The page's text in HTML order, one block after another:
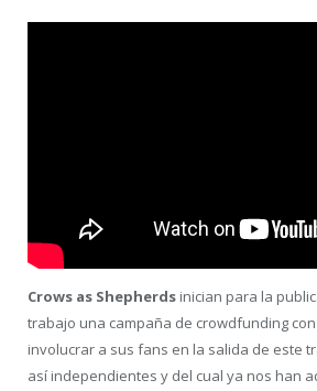
Crows as Shepherds inician para la
trabajo una campaña de crowdfunding
involucrar a sus fans en la salida de este
así independientes y del cual ya nos han